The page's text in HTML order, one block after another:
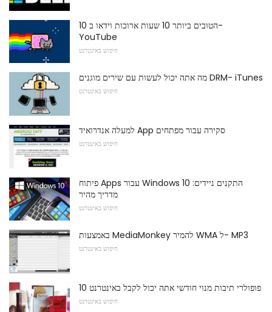
10 הטובים ביותר 10 שעות ארוכות וידאו ב-
YouTube
חיפוש באינטרנט
מה אתה יכול לעשות עם שירים מוגנים DRM- iTunes
חיפוש באינטרנט
למעלה אנדרואיד App סקירה עבור מפתחים
חיפוש באינטרנט
פיתוח Apps עבור Windows 10 התקנים ניידים:
מדריך מהיר
חיפוש באינטרנט
באמצעות MediaMonkey להמיר WMA ל- MP3
חיפוש באינטרנט
10 פופולרי תיבות מנוי חודשי אתה יכול לקבל באינטרנט
חיפוש באינטרנט